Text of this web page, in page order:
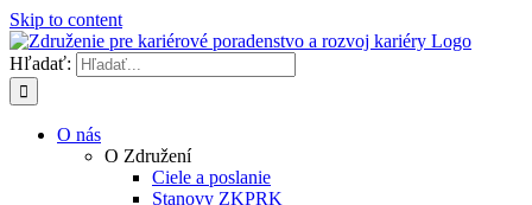
Skip to content
Hľadať:
O nás
O Združení
Ciele a poslanie
Stanovy ZKPRK